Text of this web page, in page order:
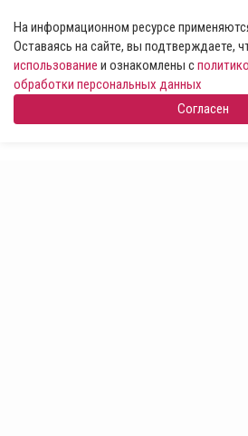
На информационном ресурсе
Оставаясь на сайте, вы подтверждаете,
использование и ознакомлены с
обработки персональных данных
Согласен